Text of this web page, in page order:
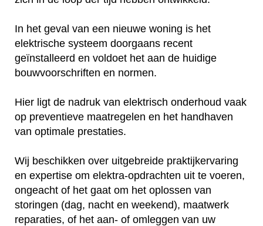
In het geval van een nieuwe woning is het
elektrische systeem doorgaans recent
geïnstalleerd en voldoet het aan de huidige
bouwvoorschriften en normen.
Hier ligt de nadruk van elektrisch onderhoud vaak
op preventieve maatregelen en het handhaven
van optimale prestaties.
Wij beschikken over uitgebreide praktijkervaring
en expertise om elektra-opdrachten uit te voeren,
ongeacht of het gaat om het oplossen van
storingen (dag, nacht en weekend), maatwerk
reparaties, of het aan- of omleggen van uw